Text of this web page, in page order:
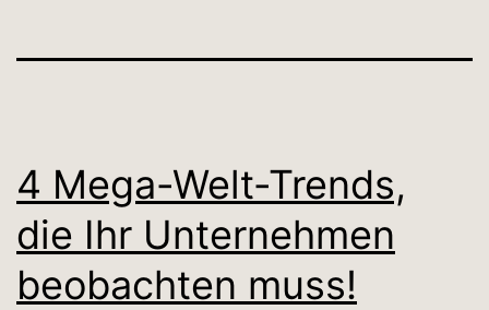
4 Mega-Welt-Trends,
die Ihr Unternehmen
beobachten muss!